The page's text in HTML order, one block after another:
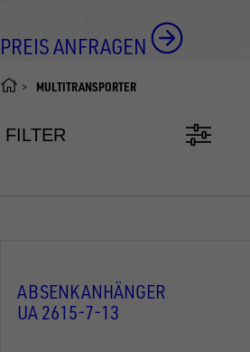
PREIS ANFRAGEN
MULTITRANSPORTER
FILTER
ABSENKANHÄNGER
UA 2615-7-13